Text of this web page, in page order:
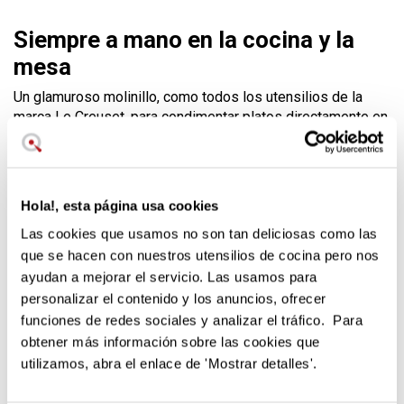
Hola!, esta página usa cookies
Las cookies que usamos no son tan deliciosas como las
que se hacen con nuestros utensilios de cocina pero nos
ayudan a mejorar el servicio. Las usamos para
personalizar el contenido y los anuncios, ofrecer
funciones de redes sociales y analizar el tráfico. Para
obtener más información sobre las cookies que
utilizamos, abra el enlace de 'Mostrar detalles'.
Siempre a mano en la cocina y la
mesa
Un glamuroso molinillo, como todos los utensilios de la
marca Le Creuset, para condimentar platos directamente en
la mesa. El molinillo
Le Creuset y
se distinguen por la P y la S en su parte superior.
Tecnología moderna.
Cerámica de gres y acero inoxidable.
Anti-corrosión.
Garantía de 10 años
Un molinillo de sal resistente y fácil de
lavar
Unmolinillo de salpermite condimentar los platos con sal
fresca, de pleno sabor y grano muy fino, y evitar la sal